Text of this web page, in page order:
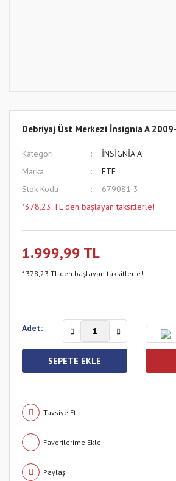
Debriyaj Üst Merkezi İnsignia A
Kategori
İNSİGNİA A
Marka
FTE
Stok Kodu
679081 3
*378,23 TL den başlayan taksitlerle!
1.999,99 TL
* 378,23 TL den başlayan taksitlerle!
Adet:
SEPETE EKLE
Tavsiye Et
Paylaş